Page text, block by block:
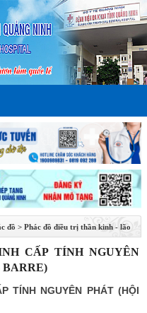
đồ > Phác đồ điều trị thần kinh - lão
CẤP TÍNH NGUYÊN
TÍNH NGUYÊN PHÁT (HỘI